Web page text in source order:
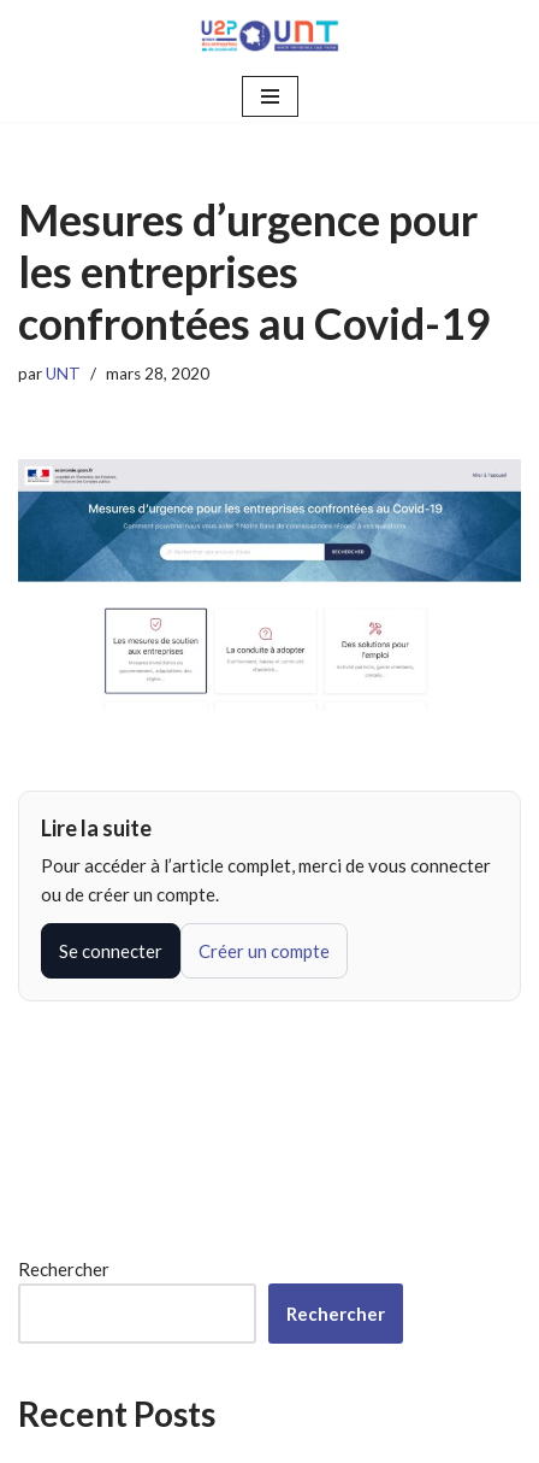
Mesures d’urgence pour
les entreprises
confrontées au Covid-19
parUNT mars 28, 2020
Lire la suite
Pour accéder à l’article complet, merci de vous connecter
ou de créer un compte.
Se connecter Créer un compte
Rechercher
Rechercher
Recent Posts